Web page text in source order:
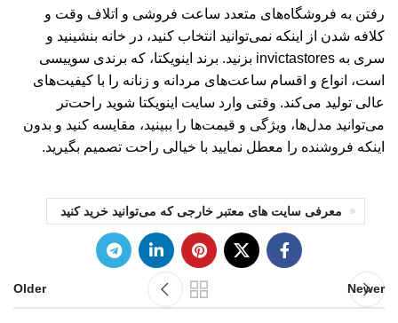
رفتن به فروشگاه‌های متعدد ساعت فروشی و اتلاف وقت و
کلافه شدن از اینکه نمی‌توانید انتخاب کنید، در خانه بنشینید و
سری به invictastores بزنید. برند اینویکتا، که برندی سوییسی
است، انواع و اقسام ساعت‌های مردانه و زنانه را با کیفیت‌های
عالی تولید می‌کند. وقتی وارد سایت اینویکتا شوید راحت‌تر
می‌توانید مدل‌ها، ویژگی و قیمت‌ها را ببینید، مقایسه کنید و بدون
اینکه فروشنده را معطل نمایید با خیالی راحت تصمیم بگیرید.
معرفی سایت های معتبر خارجی که می‌توانید خرید کنید
Newer
Older